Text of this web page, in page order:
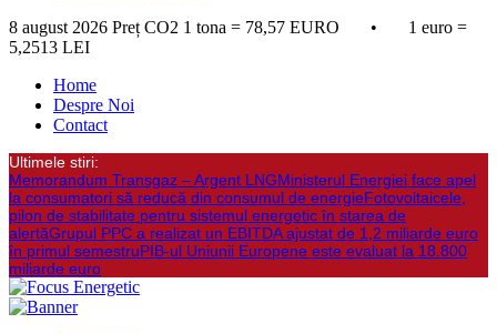
8 august 2026 Preț CO2 1 tona = 78,57 EURO • 1 euro =
5,2513 LEI
Home
Despre Noi
Contact
Ultimele stiri:
Memorandum Transgaz – Argent LNGMinisterul Energiei face apel
la consumatori să reducă din consumul de energieFotovoltaicele,
pilon de stabilitate pentru sistemul energetic în starea de
alertăGrupul PPC a realizat un EBITDA ajustat de 1,2 miliarde euro
în primul semestruPIB-ul Uniunii Europene este evaluat la 18.800
miliarde euro